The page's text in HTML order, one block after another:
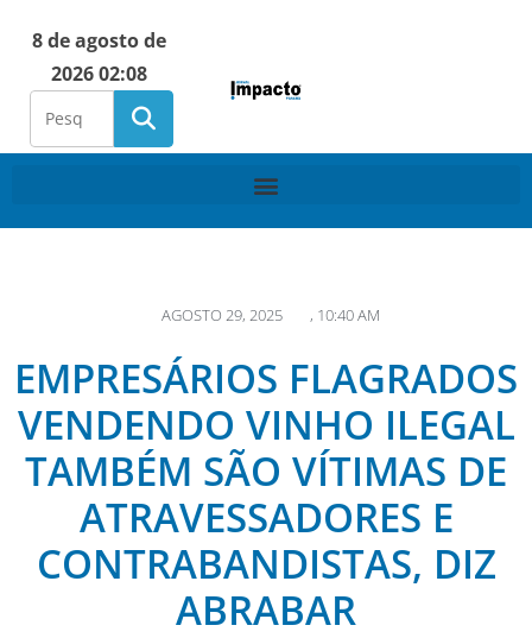
8 de agosto de
2026 02:08
AGOSTO 29, 2025 , 10:40 AM
EMPRESÁRIOS FLAGRADOS
VENDENDO VINHO ILEGAL
TAMBÉM SÃO VÍTIMAS DE
ATRAVESSADORES E
CONTRABANDISTAS, DIZ
ABRABAR